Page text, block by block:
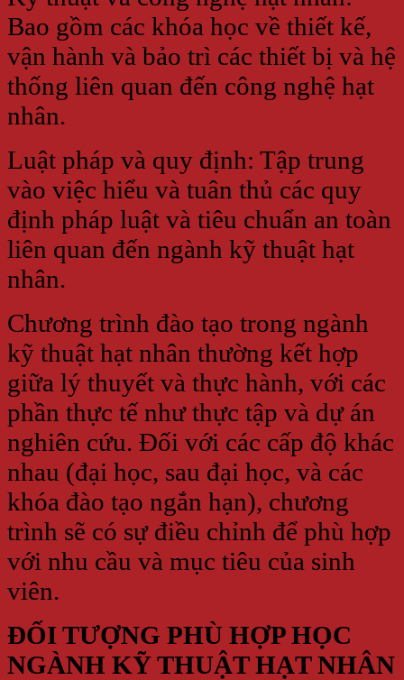
Bao gồm các khóa học về thiết kế,
vận hành và bảo trì các thiết bị và hệ
thống liên quan đến công nghệ hạt
nhân.
Luật pháp và quy định: Tập trung
vào việc hiểu và tuân thủ các quy
định pháp luật và tiêu chuẩn an toàn
liên quan đến ngành kỹ thuật hạt
nhân.
Chương trình đào tạo trong ngành
kỹ thuật hạt nhân thường kết hợp
giữa lý thuyết và thực hành, với các
phần thực tế như thực tập và dự án
nghiên cứu. Đối với các cấp độ khác
nhau (đại học, sau đại học, và các
khóa đào tạo ngắn hạn), chương
trình sẽ có sự điều chỉnh để phù hợp
với nhu cầu và mục tiêu của sinh
viên.
ĐỐI TƯỢNG PHÙ HỢP HỌC
NGÀNH KỸ THUẬT HẠT NHÂN